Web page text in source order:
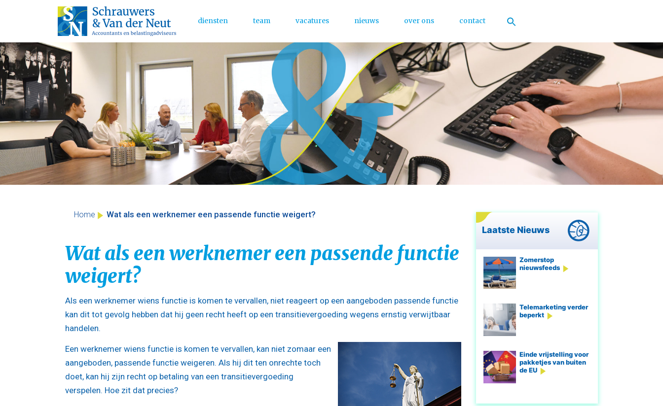
Skip
to
content
Main Menu
diensten team vacatures nieuws over ons contact
Home Wat als een werknemer een passende functie weigert?
Wat als een werknemer een passende functie
weigert?
Als een werknemer wiens functie is komen te vervallen, niet reageert op een aangeboden passende functie
kan dit tot gevolg hebben dat hij geen recht heeft op een transitievergoeding wegens ernstig verwijtbaar
handelen.
Een werknemer wiens functie is komen te vervallen, kan niet zomaar een
aangeboden, passende functie weigeren. Als hij dit ten onrechte toch
doet, kan hij zijn recht op betaling van een transitievergoeding
verspelen. Hoe zit dat precies?
Laatste Nieuws
Zomerstop
nieuwsfeeds
Telemarketing verder
beperkt
Einde vrijstelling voor
pakketjes van buiten
de EU